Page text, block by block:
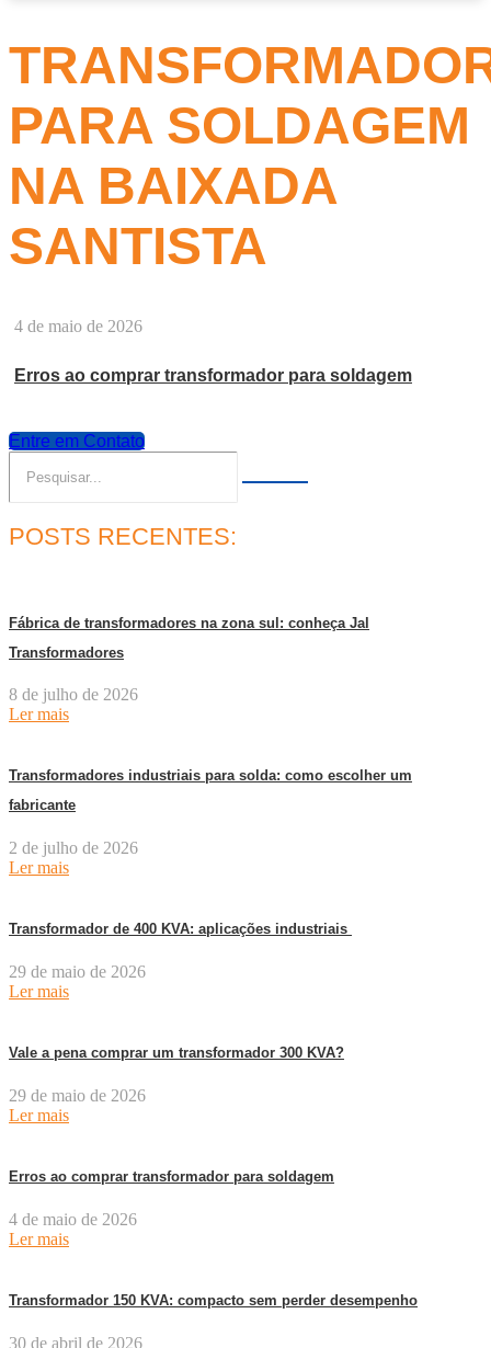
PARA SOLDAGEM
NA BAIXADA
SANTISTA
4 de maio de 2026
Erros ao comprar transformador para soldagem
Entre em Contato
POSTS RECENTES:
Fábrica de transformadores na zona sul: conheça Jal
Transformadores
8 de julho de 2026
Ler mais
Transformadores industriais para solda: como escolher um
fabricante
2 de julho de 2026
Ler mais
Transformador de 400 KVA: aplicações industriais
29 de maio de 2026
Ler mais
Vale a pena comprar um transformador 300 KVA?
29 de maio de 2026
Ler mais
Erros ao comprar transformador para soldagem
4 de maio de 2026
Ler mais
Transformador 150 KVA: compacto sem perder desempenho
30 de abril de 2026